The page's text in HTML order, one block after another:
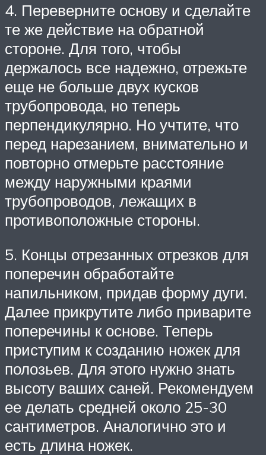
4. Переверните основу и сделайте
те же действие на обратной
стороне. Для того, чтобы
держалось все надежно, отрежьте
еще не больше двух кусков
трубопровода, но теперь
перпендикулярно. Но учтите, что
перед нарезанием, внимательно и
повторно отмерьте расстояние
между наружными краями
трубопроводов, лежащих в
противоположные стороны.
5. Концы отрезанных отрезков для
поперечин обработайте
напильником, придав форму дуги.
Далее прикрутите либо приварите
поперечины к основе. Теперь
приступим к созданию ножек для
полозьев. Для этого нужно знать
высоту ваших саней. Рекомендуем
ее делать средней около 25-30
сантиметров. Аналогично это и
есть длина ножек.